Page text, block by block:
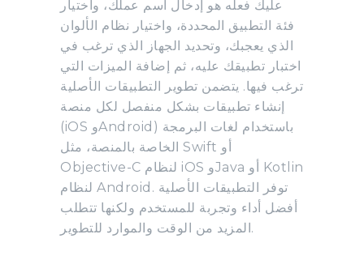
عليك فعله هو إدخال اسم عملك، واختيار
فئة التطبيق المحددة، واختيار نظام الألوان
الذي يعجبك، وتحديد الجهاز الذي ترغب في
اختبار تطبيقك عليه، ثم إضافة الميزات التي
ترغب فيها. يتضمن تطوير التطبيقات الأصلية
إنشاء تطبيقات بشكل منفصل لكل منصة
(iOS وAndroid) باستخدام لغات البرمجة
الخاصة بالمنصة، مثل Swift أو
Objective-C لنظام iOS وJava أو Kotlin
لنظام Android. توفر التطبيقات الأصلية
أفضل أداء وتجربة للمستخدم ولكنها تتطلب
المزيد من الوقت والموارد للتطوير.